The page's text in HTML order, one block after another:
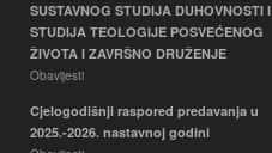
SUSTAVNOG STUDIJA DUHOVNOSTI I
STUDIJA TEOLOGIJE POSVEĆENOG
ŽIVOTA I ZAVRŠNO DRUŽENJE
Obavijesti
Cjelogodišnji raspored predavanja u
2025.-2026. nastavnoj godini